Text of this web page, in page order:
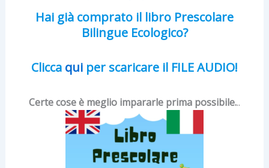
Hai già comprato il libro Prescolare
Bilingue Ecologico?
Clicca qui per scaricare il FILE AUDIO!
Certe cose è meglio impararle prima possibile...